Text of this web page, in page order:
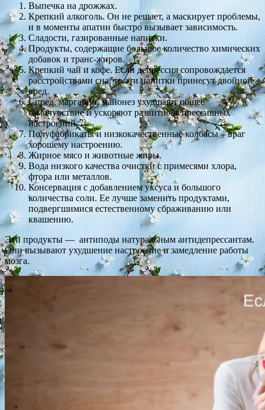
Выпечка на дрожжах.
Крепкий алкоголь. Он не решает, а маскирует проблемы,
и в моменты апатии быстро вызывает зависимость.
Сладости, газированные напитки.
Продукты, содержащие большое количество химических
добавок и транс-жиров.
Крепкий чай и кофе. Если депрессия сопровождается
расстройствами сна, то эти напитки принесут двойной
вред.
Спред, маргарин, майонез ухудшают общее
самочувствие и ускоряют развитие депрессивных
настроений.
Полуфабрикаты и низкокачественные колбасы – враг
хорошему настроению.
Жирное мясо и животные жиры.
Вода низкого качества очистки с примесями хлора,
фтора или металлов.
Консервация с добавлением уксуса и большого
количества соли. Ее лучше заменить продуктами,
подвергшимися естественному сбраживанию или
квашению.
Эти продукты — антиподы натуральным антидепрессантам.
Они вызывают ухудшение настроение и замедление работы
мозга.